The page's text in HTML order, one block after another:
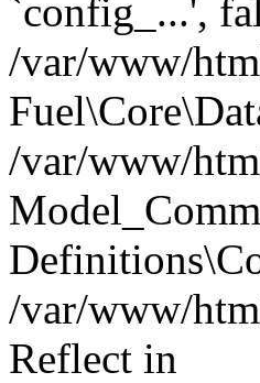
`config_...',
/var/www/
/var/www/
/var/www/
Reflect in